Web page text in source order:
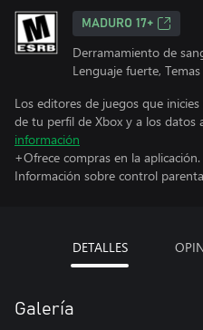
MADURO 17+
Derramamiento de
Lenguaje fuerte,
Los editores de juegos que
de tu perfil de Xbox y a los datos
información
+Ofrece compras en la aplicación.
Información sobre control
DETALLES
Galería